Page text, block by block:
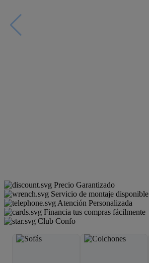
Precio Garantizado
Servicio de montaje disponible
Atención Personalizada
Financia tus compras fácilmente
Club Confo